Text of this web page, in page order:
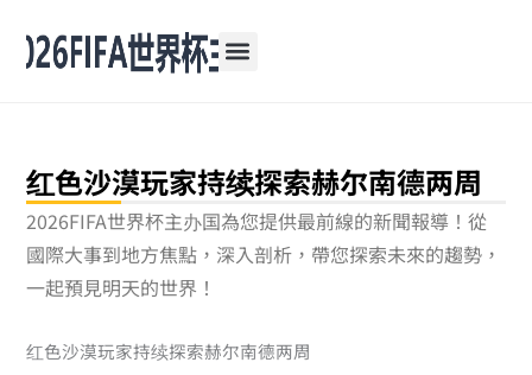
红色沙漠玩家持续探索赫尔南德两周
2026FIFA世界杯主办国為您提供最前線的新聞報導！從
國際大事到地方焦點，深入剖析，帶您探索未來的趨勢，
一起預見明天的世界！
红色沙漠玩家持续探索赫尔南德两周